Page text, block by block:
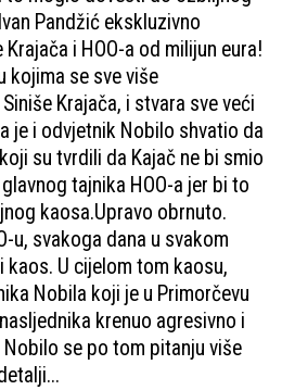
Pandžić ekskluzivno
i HOO-a od milijun eura!
kojima se sve više
Krajača, i stvara sve veći
je i odvjetnik Nobilo shvatio da
su tvrdili da Kajač ne bi smio
tajnika HOO-a jer bi to
kaosa.Upravo obrnuto.
u, svakoga dana u svakom
kaos. U cijelom tom kaosu,
Nobila koji je u Primorčevu
krenuo agresivno i
se po tom pitanju više